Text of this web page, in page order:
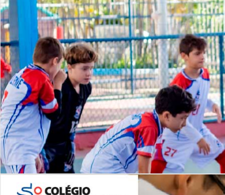
Desafios | Saiba mais
Lista de vídeos
NOSSOCANAL